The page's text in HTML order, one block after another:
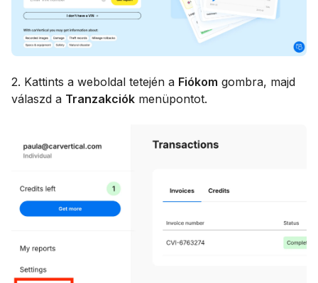
2. Kattints a weboldal tetején a Fiókom gombra, majd
válaszd a Tranzakciók menüpontot.